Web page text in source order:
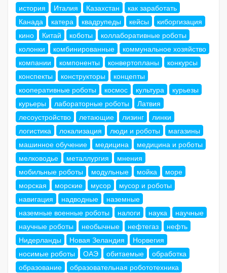
история
Италия Казахстан
как заработать
Канада
катера квадрупеды кейсы
киборгизация
кино
Китай коботы
коллаборативные роботы
колонки
комбинированные
коммунальное хозяйство
компании
компоненты конвертопланы
конкурсы
конспекты
конструкторы
концепты
кооперативные роботы
космос культура
курьезы
курьеры
лабораторные роботы
Латвия
лесоустройство
летающие лизинг
линки
логистика
локализация люди и роботы
магазины
машинное обучение
медицина
медицина и роботы
мелководье
металлургия
мнения
мобильные роботы
модульные мойка
море
морская
морские мусор
мусор и роботы
навигация
надводные
наземные
наземные военные роботы
налоги наука
научные
научные роботы
необычные нефтегаз
нефть
Нидерланды
Новая Зеландия
Норвегия
носимые роботы
ОАЭ обитаемые
обработка
образование
образовательная робототехника